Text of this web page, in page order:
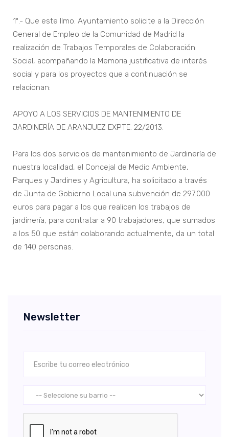
1º.- Que este Ilmo. Ayuntamiento solicite a la Dirección
General de Empleo de la Comunidad de Madrid la
realización de Trabajos Temporales de Colaboración
Social, acompañando la Memoria justificativa de interés
social y para los proyectos que a continuación se
relacionan:
APOYO A LOS SERVICIOS DE MANTENIMIENTO DE
JARDINERÍA DE ARANJUEZ EXPTE. 22/2013.
Para los dos servicios de mantenimiento de Jardinería de
nuestra localidad, el Concejal de Medio Ambiente,
Parques y Jardines y Agricultura, ha solicitado a través
de Junta de Gobierno Local una subvención de 297.000
euros para pagar a los que realicen los trabajos de
jardinería, para contratar a 90 trabajadores, que sumados
a los 50 que están colaborando actualmente, da un total
de 140 personas.
Newsletter